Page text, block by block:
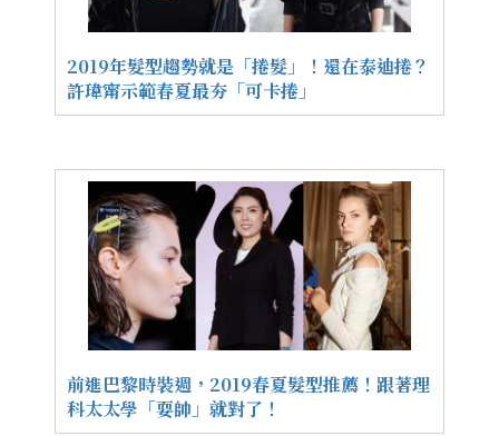
2019年髮型趨勢就是「捲髮」！還在泰迪捲？
許瑋甯示範春夏最夯「可卡捲」
前進巴黎時裝週，2019春夏髮型推薦！跟著理
科太太學「耍帥」就對了！